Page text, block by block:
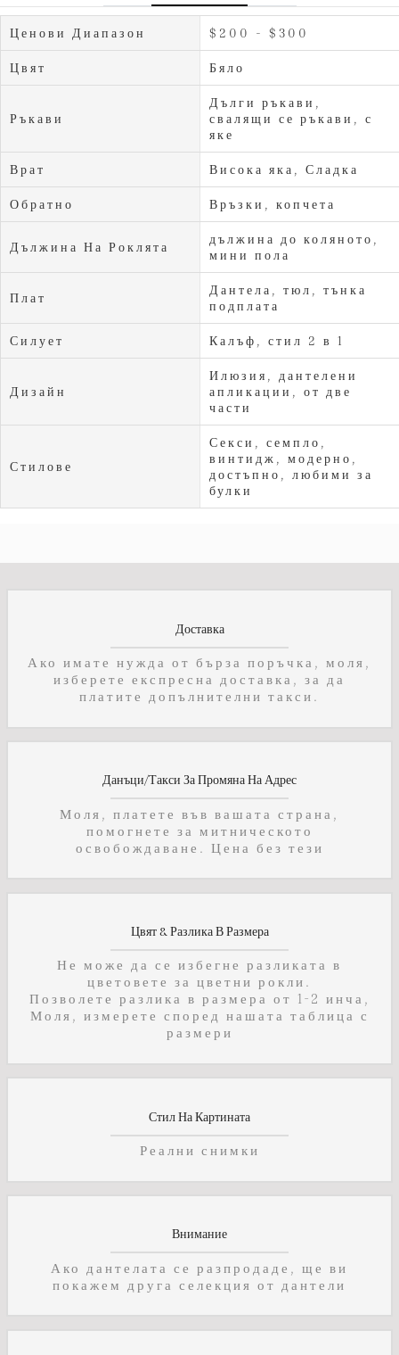
Ценови Диапазон $200 - $300
Цвят Бяло
Ръкави
Дълги ръкави,
свалящи се ръкави, с
яке
Врат Висока яка, Сладка
Обратно Връзки, копчета
Дължина На Роклята
дължина до коляното,
мини пола
Плат
Дантела, тюл, тънка
подплата
Силует Калъф, стил 2 в 1
Дизайн
Илюзия, дантелени
апликации, от две
части
Стилове
Секси, семпло,
винтидж, модерно,
достъпно, любими за
булки
Доставка
Ако имате нужда от бърза поръчка, моля,
изберете експресна доставка, за да
платите допълнителни такси.
Данъци/Такси За Промяна На Адрес
Моля, платете във вашата страна,
помогнете за митническото
освобождаване. Цена без тези
Цвят & Разлика В Размера
Не може да се избегне разликата в
цветовете за цветни рокли.
Позволете разлика в размера от 1-2 инча,
Моля, измерете според нашата таблица с
размери
Стил На Картината
Реални снимки
Внимание
Ако дантелата се разпродаде, ще ви
покажем друга селекция от дантели